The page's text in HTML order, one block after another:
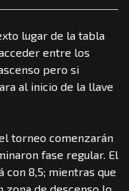
lugar de la tabla
entre los
pero si
al inicio de la llave
torneo comenzarán
fase regular. El
con 8,5; mientras que